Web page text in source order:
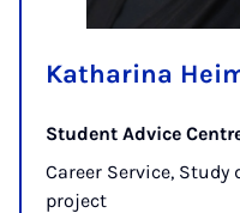
Katharina
Student Advice
Career Service,
project